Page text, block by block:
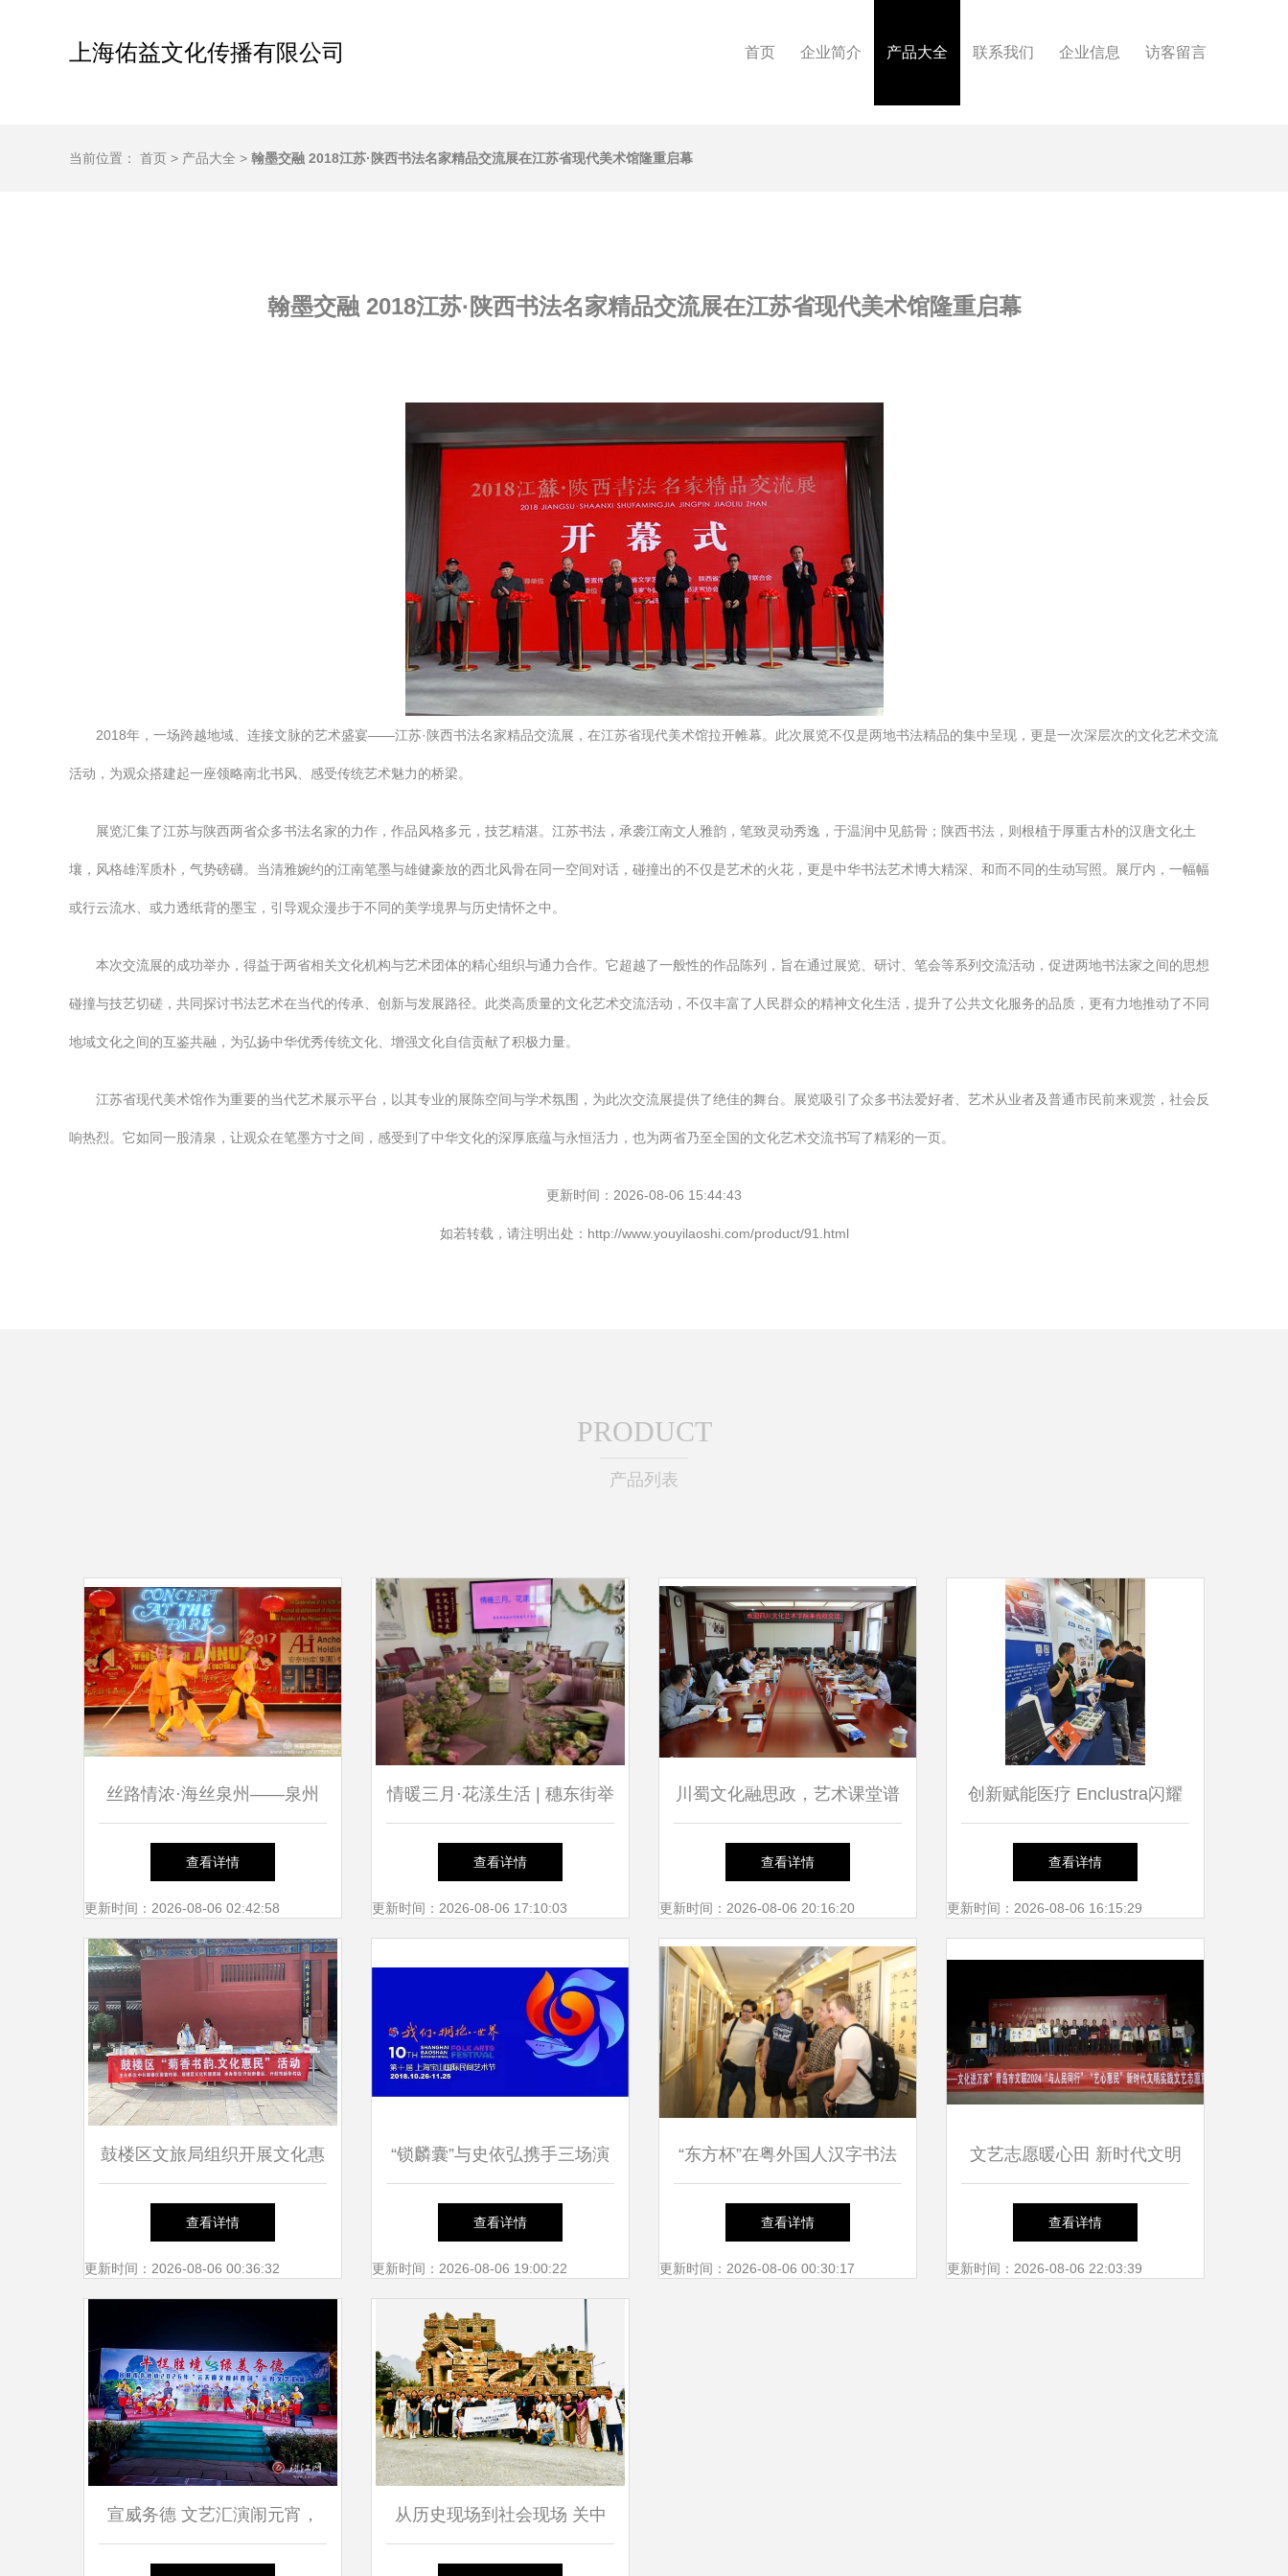
上海佑益文化传播有限公司 首页 企业简介 产品大全 联系我们 企业信息 访客留言
当前位置： 首页 > 产品大全 > 翰墨交融 2018江苏·陕西书法名家精品交流展在江苏省现代美术馆隆重启幕
翰墨交融 2018江苏·陕西书法名家精品交流展在江苏省现代美术馆隆重启幕
2018年，一场跨越地域、连接文脉的艺术盛宴——江苏·陕西书法名家精品交流展，在江苏省现代美术馆拉开帷幕。此次展览不仅是两地书法精品的集中呈现，更是一次深层次的文化艺术交流
活动，为观众搭建起一座领略南北书风、感受传统艺术魅力的桥梁。
展览汇集了江苏与陕西两省众多书法名家的力作，作品风格多元，技艺精湛。江苏书法，承袭江南文人雅韵，笔致灵动秀逸，于温润中见筋骨；陕西书法，则根植于厚重古朴的汉唐文化土
壤，风格雄浑质朴，气势磅礴。当清雅婉约的江南笔墨与雄健豪放的西北风骨在同一空间对话，碰撞出的不仅是艺术的火花，更是中华书法艺术博大精深、和而不同的生动写照。展厅内，一幅幅
或行云流水、或力透纸背的墨宝，引导观众漫步于不同的美学境界与历史情怀之中。
本次交流展的成功举办，得益于两省相关文化机构与艺术团体的精心组织与通力合作。它超越了一般性的作品陈列，旨在通过展览、研讨、笔会等系列交流活动，促进两地书法家之间的思想
碰撞与技艺切磋，共同探讨书法艺术在当代的传承、创新与发展路径。此类高质量的文化艺术交流活动，不仅丰富了人民群众的精神文化生活，提升了公共文化服务的品质，更有力地推动了不同
地域文化之间的互鉴共融，为弘扬中华优秀传统文化、增强文化自信贡献了积极力量。
江苏省现代美术馆作为重要的当代艺术展示平台，以其专业的展陈空间与学术氛围，为此次交流展提供了绝佳的舞台。展览吸引了众多书法爱好者、艺术从业者及普通市民前来观赏，社会反
响热烈。它如同一股清泉，让观众在笔墨方寸之间，感受到了中华文化的深厚底蕴与永恒活力，也为两省乃至全国的文化艺术交流书写了精彩的一页。
更新时间：2026-08-06 15:44:43
如若转载，请注明出处：http://www.youyilaoshi.com/product/91.html
PRODUCT
产品列表
丝路情浓·海丝泉州——泉州
文化艺术团赴菲律宾马尼拉文
化交流活动侧记
查看详情
更新时间：2026-08-06 02:42:58
情暖三月·花漾生活 | 穗东街举
办妇女节禁毒主题插花活动
查看详情
更新时间：2026-08-06 17:10:03
川蜀文化融思政，艺术课堂谱
新篇——四川文化艺术学院副
董事长王星原一行到访我校记
略
查看详情
更新时间：2026-08-06 20:16:20
创新赋能医疗 Enclustra闪耀
亮相2024医用内窥镜技术发展
大会
查看详情
更新时间：2026-08-06 16:15:29
鼓楼区文旅局组织开展文化惠
民活动 搭建文化艺术交流新
平台
查看详情
更新时间：2026-08-06 00:36:32
“锁麟囊”与史依弘携手三场演
出 伟长楼文化盛宴即将开启
查看详情
更新时间：2026-08-06 19:00:22
“东方杯”在粤外国人汉字书法
大赛颁奖典礼在深圳成功举办
查看详情
更新时间：2026-08-06 00:30:17
文艺志愿暖心田 新时代文明
实践走进岑李家村
查看详情
更新时间：2026-08-06 22:03:39
宣威务德 文艺汇演闹元宵， 从历史现场到社会现场 关中